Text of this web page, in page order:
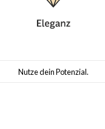
Nutze dein Potenzial.